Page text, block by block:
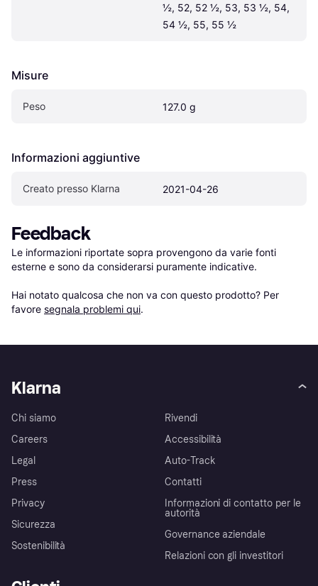
½, 52, 52 ½, 53, 53 ½, 54,
54 ½, 55, 55 ½
Misure
Peso 127.0 g
Informazioni aggiuntive
Creato presso Klarna 2021-04-26
Feedback
Le informazioni riportate sopra provengono da varie fonti
esterne e sono da considerarsi puramente indicative.
Hai notato qualcosa che non va con questo prodotto? Per
favore segnala problemi qui.
Klarna
Chi siamo
Careers
Legal
Press
Privacy
Sicurezza
Sostenibilità
Rivendi
Accessibilità
Auto-Track
Contatti
Informazioni di contatto per le
autorità
Governance aziendale
Relazioni con gli investitori